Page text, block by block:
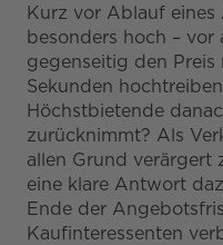
Kurz vor Ablauf
besonders hoch – vor
gegenseitig den
Sekunden
Höchstbietende
zurücknimmt? Als
allen Grund verärgert
eine klare Antwort
Ende der
Kaufinteressenten